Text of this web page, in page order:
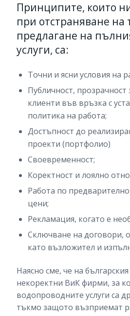
Принципите, които
при отстраняване на
предлагане на
услуги, са:
Точни и ясни условия на
Публичност,
клиенти във връзка с
политика на работа;
Достъпност до
проекти (портфолио)
Своевременност;
Коректност и лоялно
Работа по
цени;
Рекламация, когато е
Сключване на договори,
като възложител и
Наясно сме, че на
некоректни ВиК фирми, за
водопроводните услуги са
тъкмо защото възприемат